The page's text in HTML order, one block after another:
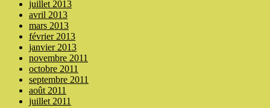
juillet 2013
avril 2013
mars 2013
février 2013
janvier 2013
novembre 2011
octobre 2011
septembre 2011
août 2011
juillet 2011